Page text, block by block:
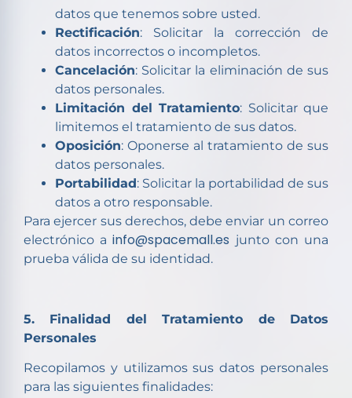
datos que tenemos sobre usted.
Rectificación: Solicitar la corrección de
datos incorrectos o incompletos.
Cancelación: Solicitar la eliminación de sus
datos personales.
Limitación del Tratamiento: Solicitar que
limitemos el tratamiento de sus datos.
Oposición: Oponerse al tratamiento de sus
datos personales.
Portabilidad: Solicitar la portabilidad de sus
datos a otro responsable.
Para ejercer sus derechos, debe enviar un correo
electrónico ainfo@spacemall.es junto con una
prueba válida de su identidad.
5. Finalidad del Tratamiento de Datos
Personales
Recopilamos y utilizamos sus datos personales
para las siguientes finalidades: